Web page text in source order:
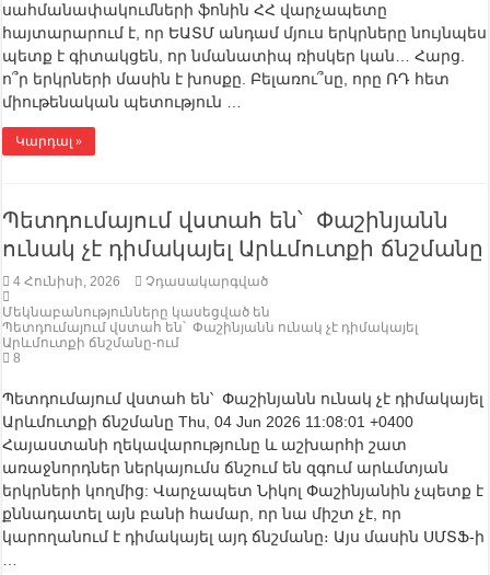
սահմանափակումների ֆոնին ՀՀ վարչապետը
հայտարարում է, որ ԵԱՏՄ անդամ մյուս երկրները նույնպես
պետք է գիտակցեն, որ նմանատիպ ռիսկեր կան… Հարց.
ո՞ր երկրների մասին է խոսքը. Բելառու՞սը, որը ՌԴ հետ
միութենական պետություն …
Կարդալ »
Պետդումայում վստահ են՝ Փաշինյանն
ունակ չէ դիմակայել Արևմուտքի ճնշմանը
4 Հունիսի, 2026
Չդասակարգված
Մեկնաբանությունները կասեցված են
Պետդումայում վստահ են՝ Փաշինյանն ունակ չէ դիմակայել
Արևմուտքի ճնշմանը-ում
8
Պետդումայում վստահ են՝ Փաշինյանն ունակ չէ դիմակայել
Արևմուտքի ճնշմանը Thu, 04 Jun 2026 11:08:01 +0400
Հայաստանի ղեկավարությունը և աշխարհի շատ
առաջնորդներ ներկայումս ճնշում են զգում արևմտյան
երկրների կողմից: Վարչապետ Նիկոլ Փաշինյանին չպետք է
քննադատել այն բանի համար, որ նա միշտ չէ, որ
կարողանում է դիմակայել այդ ճնշմանը։ Այս մասին ՍՄՏՖ-ի
…